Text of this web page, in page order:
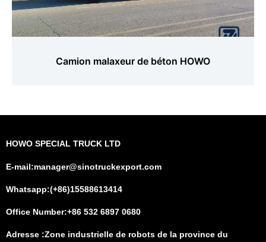
Camion malaxeur de béton HOWO
HOWO SPECIAL TRUCK LTD
E-mail:manager@sinotruckexport.com
Whatsapp:(+86)15588613414
Office Number:+86 532 6897 0680
Adresse :Zone industrielle de robots de la province du